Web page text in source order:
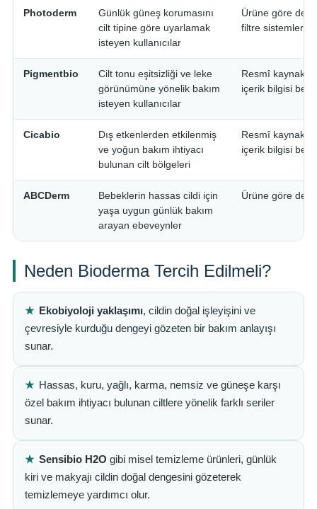
Photoderm
Günlük güneş korumasını
cilt tipine göre uyarlamak
isteyen kullanıcılar
Ürüne göre
filtre sistemleri
Pigmentbio
Cilt tonu eşitsizliği ve leke
görünümüne yönelik bakım
isteyen kullanıcılar
Resmî
içerik bilgisi
Cicabio
Dış etkenlerden etkilenmiş
ve yoğun bakım ihtiyacı
bulunan cilt bölgeleri
Resmî
içerik bilgisi
ABCDerm
Bebeklerin hassas cildi için
yaşa uygun günlük bakım
arayan ebeveynler
Ürüne göre
Neden Bioderma Tercih Edilmeli?
★ Ekobiyoloji yaklaşımı, cildin doğal işleyişini ve
çevresiyle kurduğu dengeyi gözeten bir bakım anlayışı
sunar.
★ Hassas, kuru, yağlı, karma, nemsiz ve güneşe karşı
özel bakım ihtiyacı bulunan ciltlere yönelik farklı seriler
sunar.
★ Sensibio H2O gibi misel temizleme ürünleri, günlük
kiri ve makyajı cildin doğal dengesini gözeterek
temizlemeye yardımcı olur.